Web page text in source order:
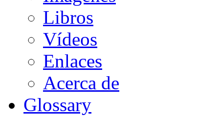
Libros
Vídeos
Enlaces
Acerca de
Glossary